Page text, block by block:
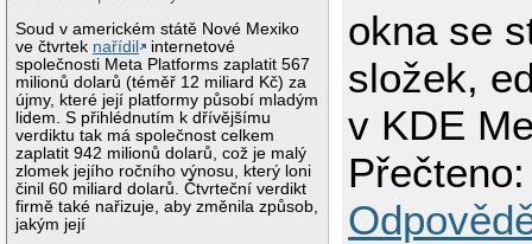
Soud v americkém státě Nové Mexiko
ve čtvrtek nařídil
internetové
společnosti Meta Platforms zaplatit 567
milionů dolarů (téměř 12 miliard Kč) za
újmy, které její platformy působí mladým
lidem. S přihlédnutím k dřívějšímu
verdiktu tak má společnost celkem
zaplatit 942 milionů dolarů, což je malý
zlomek jejího ročního výnosu, který loni
činil 60 miliard dolarů. Čtvrteční verdikt
firmě také nařizuje, aby změnila způsob,
jakým její
okna se
složek,
v KDE